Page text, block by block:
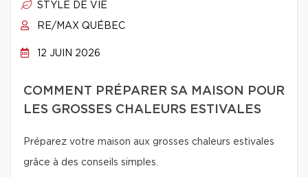
STYLE DE VIE
RE/MAX QUÉBEC
12 JUIN 2026
COMMENT PRÉPARER SA MAISON POUR
LES GROSSES CHALEURS ESTIVALES
Préparez votre maison aux grosses chaleurs estivales
grâce à des conseils simples.